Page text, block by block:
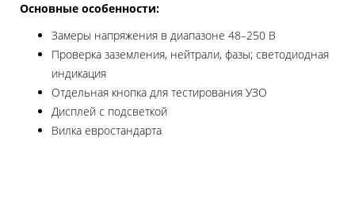
Основные особенности:
Замеры напряжения в диапазоне 48–250 В
Проверка заземления, нейтрали, фазы; светодиодная
индикация
Отдельная кнопка для тестирования УЗО
Дисплей с подсветкой
Вилка евростандарта